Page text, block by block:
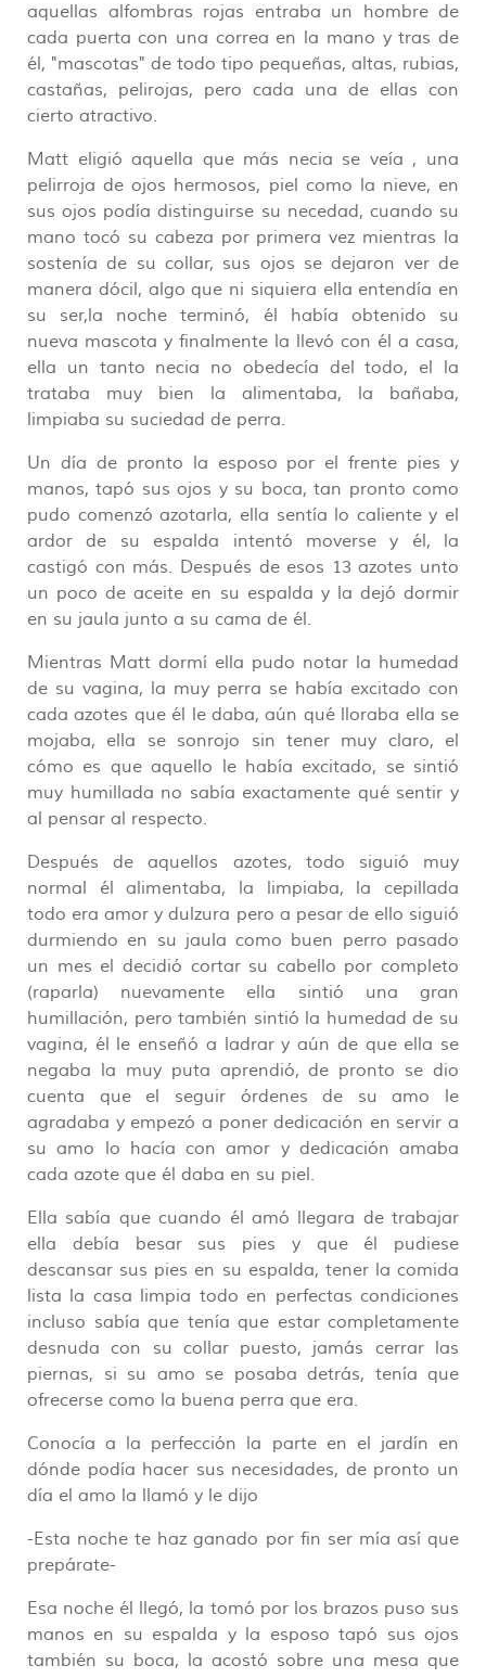
aquellas alfombras rojas entraba un hombre de
cada puerta con una correa en la mano y tras de
él, "mascotas" de todo tipo pequeñas, altas, rubias,
castañas, pelirojas, pero cada una de ellas con
cierto atractivo.
Matt eligió aquella que más necia se veía , una
pelirroja de ojos hermosos, piel como la nieve, en
sus ojos podía distinguirse su necedad, cuando su
mano tocó su cabeza por primera vez mientras la
sostenía de su collar, sus ojos se dejaron ver de
manera dócil, algo que ni siquiera ella entendía en
su ser,la noche terminó, él había obtenido su
nueva mascota y finalmente la llevó con él a casa,
ella un tanto necia no obedecía del todo, el la
trataba muy bien la alimentaba, la bañaba,
limpiaba su suciedad de perra.
Un día de pronto la esposo por el frente pies y
manos, tapó sus ojos y su boca, tan pronto como
pudo comenzó azotarla, ella sentía lo caliente y el
ardor de su espalda intentó moverse y él, la
castigó con más. Después de esos 13 azotes unto
un poco de aceite en su espalda y la dejó dormir
en su jaula junto a su cama de él.
Mientras Matt dormí ella pudo notar la humedad
de su vagina, la muy perra se había excitado con
cada azotes que él le daba, aún qué lloraba ella se
mojaba, ella se sonrojo sin tener muy claro, el
cómo es que aquello le había excitado, se sintió
muy humillada no sabía exactamente qué sentir y
al pensar al respecto.
Después de aquellos azotes, todo siguió muy
normal él alimentaba, la limpiaba, la cepillada
todo era amor y dulzura pero a pesar de ello siguió
durmiendo en su jaula como buen perro pasado
un mes el decidió cortar su cabello por completo
(raparla) nuevamente ella sintió una gran
humillación, pero también sintió la humedad de su
vagina, él le enseñó a ladrar y aún de que ella se
negaba la muy puta aprendió, de pronto se dio
cuenta que el seguir órdenes de su amo le
agradaba y empezó a poner dedicación en servir a
su amo lo hacía con amor y dedicación amaba
cada azote que él daba en su piel.
Ella sabía que cuando él amó llegara de trabajar
ella debía besar sus pies y que él pudiese
descansar sus pies en su espalda, tener la comida
lista la casa limpia todo en perfectas condiciones
incluso sabía que tenía que estar completamente
desnuda con su collar puesto, jamás cerrar las
piernas, si su amo se posaba detrás, tenía que
ofrecerse como la buena perra que era.
Conocía a la perfección la parte en el jardín en
dónde podía hacer sus necesidades, de pronto un
día el amo la llamó y le dijo
-Esta noche te haz ganado por fin ser mía así que
prepárate-
Esa noche él llegó, la tomó por los brazos puso sus
manos en su espalda y la esposo tapó sus ojos
también su boca, la acostó sobre una mesa que